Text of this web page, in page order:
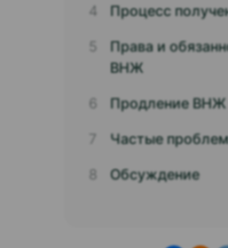
Процесс
Права и
ВНЖ
Продление ВНЖ
Частые
Обсуждение